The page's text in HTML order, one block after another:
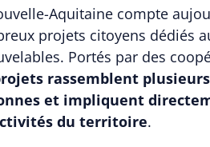
Aquitaine compte
projets citoyens dédiés
Portés par des
rassemblent
et impliquent
du territoire.